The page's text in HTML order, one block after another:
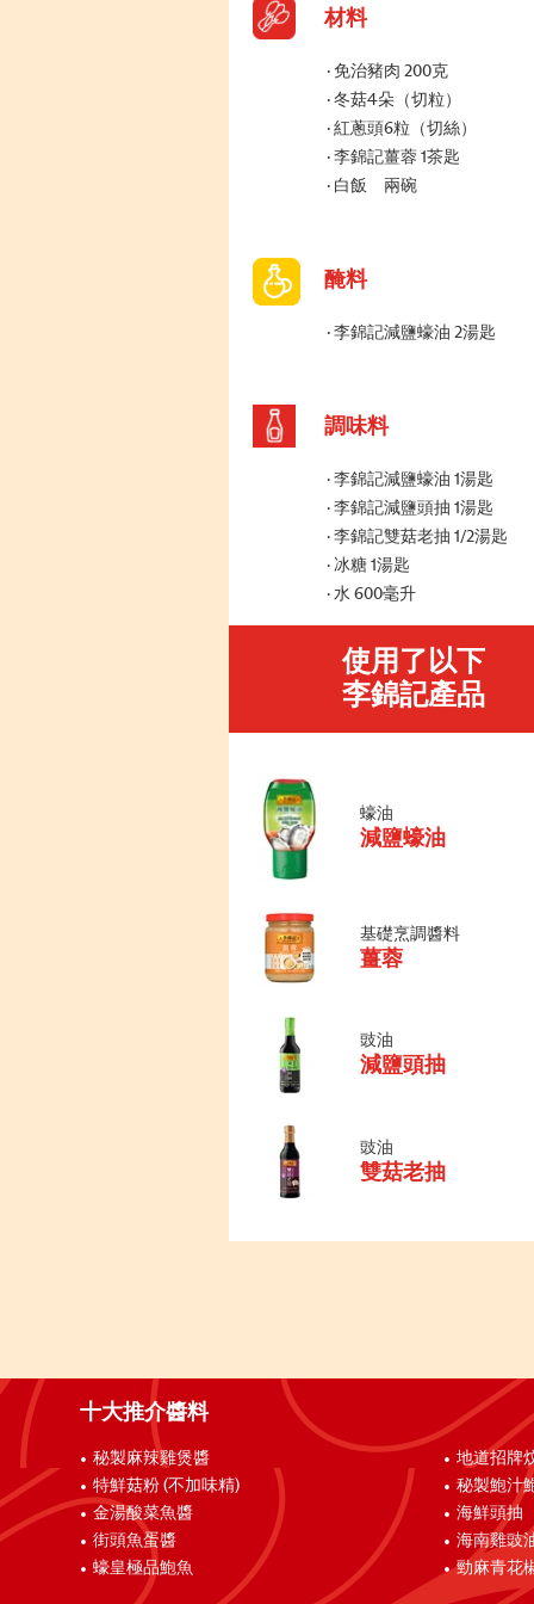
材料
免治豬肉 200克
冬菇4朵（切粒）
紅蔥頭6粒（切絲）
李錦記薑蓉 1茶匙
白飯 兩碗
醃料
李錦記減鹽蠔油 2湯匙
調味料
李錦記減鹽蠔油 1湯匙
李錦記減鹽頭抽 1湯匙
李錦記雙菇老抽 1/2湯匙
冰糖 1湯匙
水 600毫升
使用了以下
李錦記產品
蠔油
減鹽蠔油
基礎烹調醬料
薑蓉
豉油
減鹽頭抽
豉油
雙菇老抽
十大推介醬料
秘製麻辣雞煲醬
特鮮菇粉 (不加味精)
金湯酸菜魚醬
街頭魚蛋醬
蠔皇極品鮑魚
地道招牌
秘製鮑汁
海鮮頭抽
海南雞豉
勁麻青花